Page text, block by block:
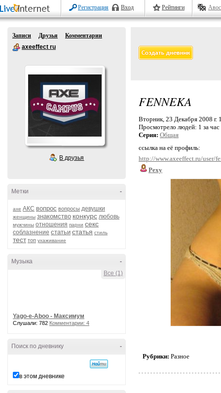
Регистрация Вход Рейтинги
Записи Друзья
Комментарии
axeeffect ru
В друзья
-
Метки
axe АКС вопрос вопросы девушки
женщины знакомство конкурс любовь
мужчины отношения парни секс
соблазнение статьи статья стиль
тест топ ухаживание
-
Музыка
Все (1)
Yago-e-Aboo - Максимум
Слушали: 782 Комментарии: 4
-
Поиск по дневнику
в этом дневнике
FENNEKA
Вторник, 23 Декабря 2008 г.
Просмотрело людей: 1 за
Серия: Общая
ссылка на её профиль:
http://www.axeeffect.ru/user/
Pexy
Рубрики: Разное